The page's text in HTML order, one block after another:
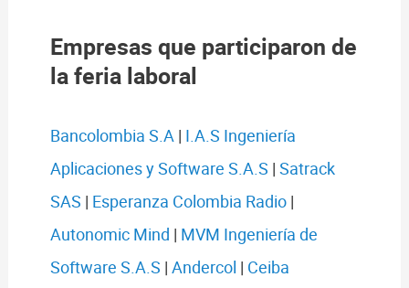
Empresas que participaron de
la feria laboral
Bancolombia S.A| I.A.S Ingeniería
Aplicaciones y Software S.A.S | Satrack
SAS | Esperanza Colombia Radio|
Autonomic Mind | MVM Ingeniería de
Software S.A.S | Andercol | Ceiba